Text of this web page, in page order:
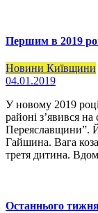
Першим в 2019
Новини Київщини
04.01.2019
У новому 2019
районі з’явився
Переяславщини”.
Гайшина. Вага
третя дитина.
Останнього